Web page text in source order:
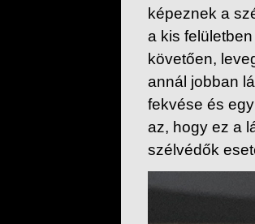
képeznek a
a kis
követően,
annál jobban
fekvése és
az, hogy ez a
szélvédők